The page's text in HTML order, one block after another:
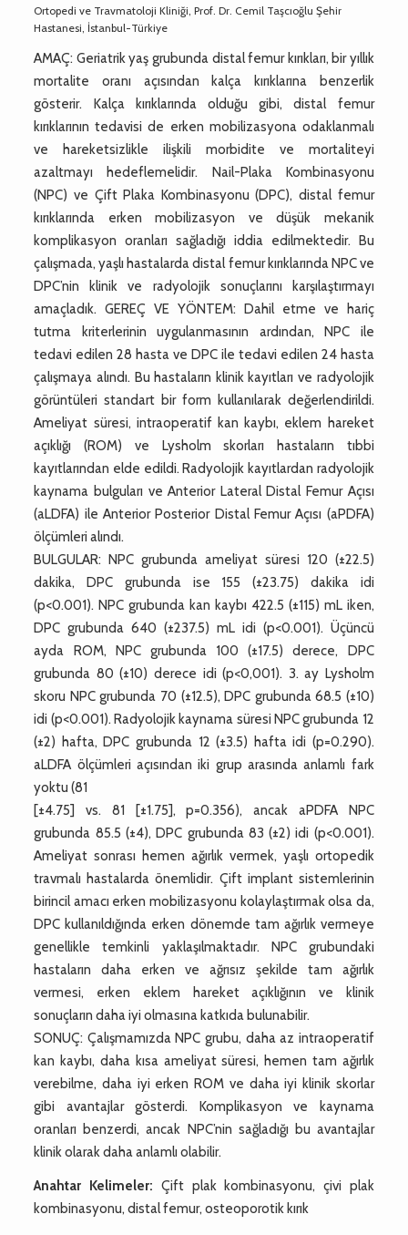
Ortopedi ve Travmatoloji Kliniği, Prof. Dr. Cemil Taşcıoğlu Şehir
Hastanesi, İstanbul-Türkiye
AMAÇ: Geriatrik yaş grubunda distal femur kırıkları, bir yıllık
mortalite oranı açısından kalça kırıklarına benzerlik
gösterir. Kalça kırıklarında olduğu gibi, distal femur
kırıklarının tedavisi de erken mobilizasyona odaklanmalı
ve hareketsizlikle ilişkili morbidite ve mortaliteyi
azaltmayı hedeflemelidir. Nail-Plaka Kombinasyonu
(NPC) ve Çift Plaka Kombinasyonu (DPC), distal femur
kırıklarında erken mobilizasyon ve düşük mekanik
komplikasyon oranları sağladığı iddia edilmektedir. Bu
çalışmada, yaşlı hastalarda distal femur kırıklarında NPC ve
DPC’nin klinik ve radyolojik sonuçlarını karşılaştırmayı
amaçladık. GEREÇ VE YÖNTEM: Dahil etme ve hariç
tutma kriterlerinin uygulanmasının ardından, NPC ile
tedavi edilen 28 hasta ve DPC ile tedavi edilen 24 hasta
çalışmaya alındı. Bu hastaların klinik kayıtları ve radyolojik
görüntüleri standart bir form kullanılarak değerlendirildi.
Ameliyat süresi, intraoperatif kan kaybı, eklem hareket
açıklığı (ROM) ve Lysholm skorları hastaların tıbbi
kayıtlarından elde edildi. Radyolojik kayıtlardan radyolojik
kaynama bulguları ve Anterior Lateral Distal Femur Açısı
(aLDFA) ile Anterior Posterior Distal Femur Açısı (aPDFA)
ölçümleri alındı.
BULGULAR: NPC grubunda ameliyat süresi 120 (±22.5)
dakika, DPC grubunda ise 155 (±23.75) dakika idi
(p<0.001). NPC grubunda kan kaybı 422.5 (±115) mL iken,
DPC grubunda 640 (±237.5) mL idi (p<0.001). Üçüncü
ayda ROM, NPC grubunda 100 (±17.5) derece, DPC
grubunda 80 (±10) derece idi (p<0,001). 3. ay Lysholm
skoru NPC grubunda 70 (±12.5), DPC grubunda 68.5 (±10)
idi (p<0.001). Radyolojik kaynama süresi NPC grubunda 12
(±2) hafta, DPC grubunda 12 (±3.5) hafta idi (p=0.290).
aLDFA ölçümleri açısından iki grup arasında anlamlı fark
yoktu (81
[±4.75] vs. 81 [±1.75], p=0.356), ancak aPDFA NPC
grubunda 85.5 (±4), DPC grubunda 83 (±2) idi (p<0.001).
Ameliyat sonrası hemen ağırlık vermek, yaşlı ortopedik
travmalı hastalarda önemlidir. Çift implant sistemlerinin
birincil amacı erken mobilizasyonu kolaylaştırmak olsa da,
DPC kullanıldığında erken dönemde tam ağırlık vermeye
genellikle temkinli yaklaşılmaktadır. NPC grubundaki
hastaların daha erken ve ağrısız şekilde tam ağırlık
vermesi, erken eklem hareket açıklığının ve klinik
sonuçların daha iyi olmasına katkıda bulunabilir.
SONUÇ: Çalışmamızda NPC grubu, daha az intraoperatif
kan kaybı, daha kısa ameliyat süresi, hemen tam ağırlık
verebilme, daha iyi erken ROM ve daha iyi klinik skorlar
gibi avantajlar gösterdi. Komplikasyon ve kaynama
oranları benzerdi, ancak NPC’nin sağladığı bu avantajlar
klinik olarak daha anlamlı olabilir.
Anahtar Kelimeler: Çift plak kombinasyonu, çivi plak
kombinasyonu, distal femur, osteoporotik kırık